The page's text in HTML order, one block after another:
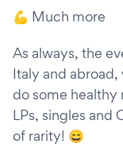
💪 Much more
As always, the
Italy and
do some healthy
LPs, singles and
of rarity! 😄